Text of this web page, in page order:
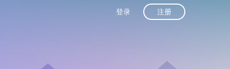
登录 注册